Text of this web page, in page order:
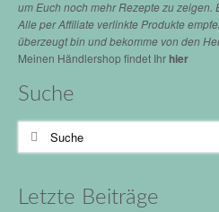
um Euch noch mehr Rezepte zu zeigen.
Alle per Affiliate verlinkte Produkte
überzeugt bin und bekomme von den
Meinen Händlershop findet Ihr hier
Suche
Suche
nach:
Letzte Beiträge